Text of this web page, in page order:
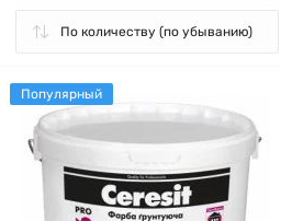
Популярный